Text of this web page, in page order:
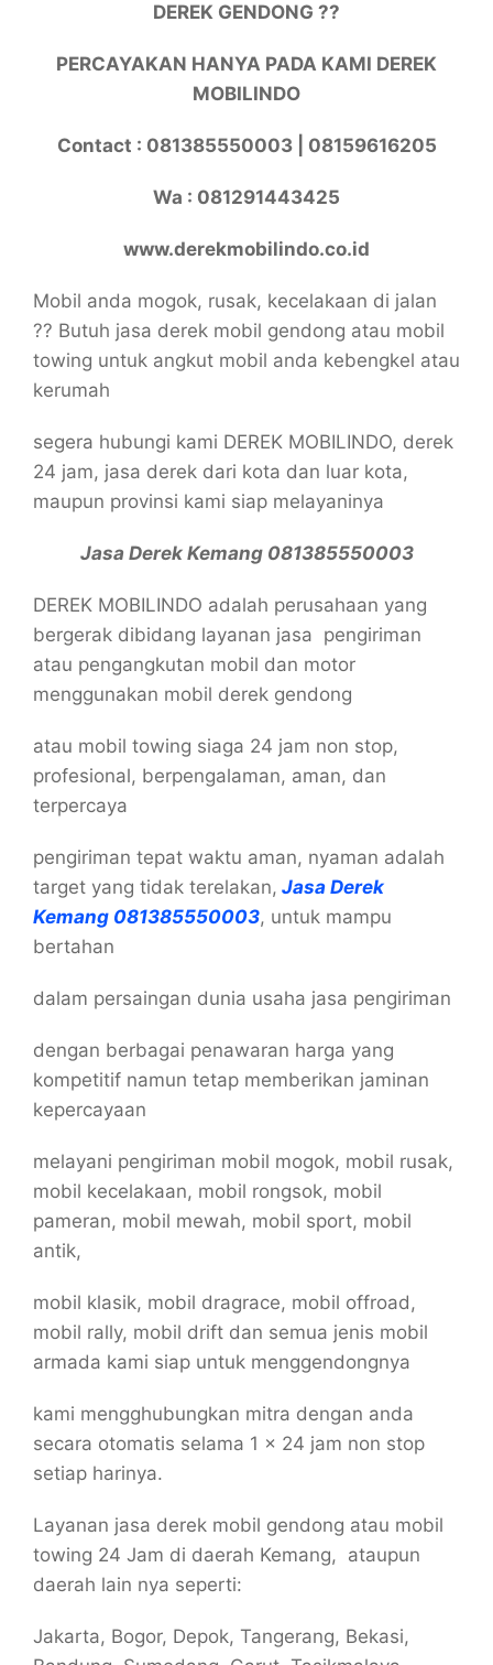
DEREK GENDONG ??
PERCAYAKAN HANYA PADA KAMI DEREK
MOBILINDO
Contact : 081385550003 | 08159616205
Wa : 081291443425
www.derekmobilindo.co.id
Mobil anda mogok, rusak, kecelakaan di jalan
?? Butuh jasa derek mobil gendong atau mobil
towing untuk angkut mobil anda kebengkel atau
kerumah
segera hubungi kami DEREK MOBILINDO, derek
24 jam, jasa derek dari kota dan luar kota,
maupun provinsi kami siap melayaninya
Jasa Derek Kemang 081385550003
DEREK MOBILINDO adalah perusahaan yang
bergerak dibidang layanan jasa pengiriman
atau pengangkutan mobil dan motor
menggunakan mobil derek gendong
atau mobil towing siaga 24 jam non stop,
profesional, berpengalaman, aman, dan
terpercaya
pengiriman tepat waktu aman, nyaman adalah
target yang tidak terelakan, Jasa Derek
Kemang 081385550003, untuk mampu
bertahan
dalam persaingan dunia usaha jasa pengiriman
dengan berbagai penawaran harga yang
kompetitif namun tetap memberikan jaminan
kepercayaan
melayani pengiriman mobil mogok, mobil rusak,
mobil kecelakaan, mobil rongsok, mobil
pameran, mobil mewah, mobil sport, mobil
antik,
mobil klasik, mobil dragrace, mobil offroad,
mobil rally, mobil drift dan semua jenis mobil
armada kami siap untuk menggendongnya
kami mengghubungkan mitra dengan anda
secara otomatis selama 1 x 24 jam non stop
setiap harinya.
Layanan jasa derek mobil gendong atau mobil
towing 24 Jam di daerah Kemang, ataupun
daerah lain nya seperti:
Jakarta, Bogor, Depok, Tangerang, Bekasi,